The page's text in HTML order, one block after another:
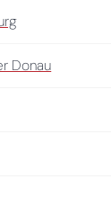
Donau